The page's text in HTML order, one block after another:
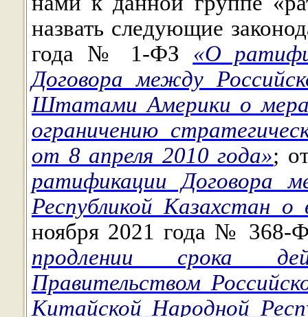
назвать следующие
года № 1-ФЗ «О
Договора между
Штатами Америки о
ограничению
от 8 апреля 2010 года»;
ратификации Договора
Республикой Казахстан о
ноября 2021 года №
продлении срока
Правительством
Китайской Народной